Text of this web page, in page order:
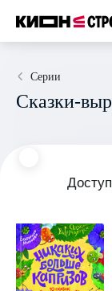
Серии
Сказки-